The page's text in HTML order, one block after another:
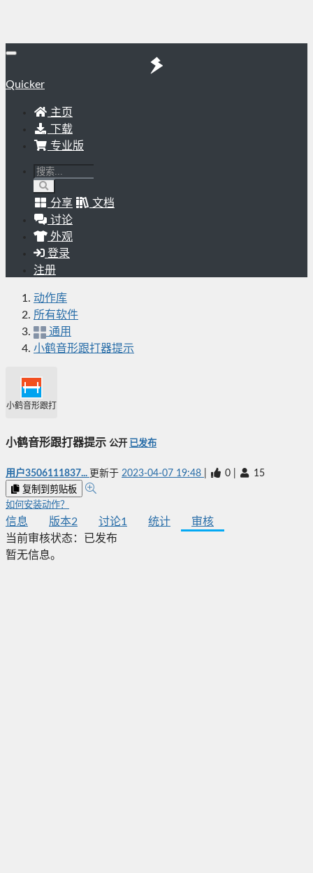
Quicker
主页
下载
专业版
分享
文档
讨论
外观
登录
注册
动作库
所有软件
通用
小鹤音形跟打器提示
小鹤音形跟打器提示
小鹤音形跟打器提示 公开 已发布
用户3506111837... 更新于 2023-04-07 19:48 0 15
复制到剪贴板
如何安装动作？
信息 版本2 讨论1 统计
审核
当前审核状态：
已发布
暂无信息。